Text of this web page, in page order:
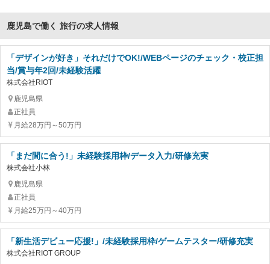
鹿児島で働く 旅行の求人情報
「デザインが好き」それだけでOK!/WEBページのチェック・校正担
当/賞与年2回/未経験活躍
株式会社RIOT
鹿児島県
正社員
月給28万円～50万円
「まだ間に合う!」未経験採用枠/データ入力/研修充実
株式会社小林
鹿児島県
正社員
月給25万円～40万円
「新生活デビュー応援!」/未経験採用枠/ゲームテスター/研修充実
株式会社RIOT GROUP